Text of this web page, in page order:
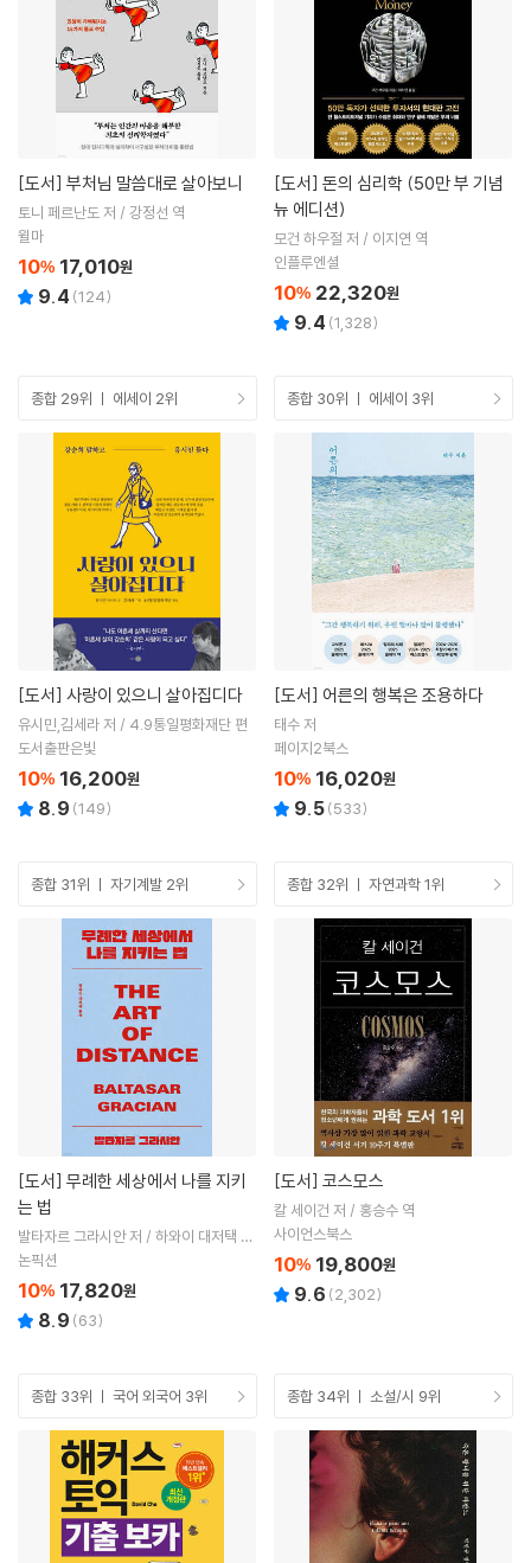
[도서] 부처님 말씀대로 살아보니
토니 페르난도 저 / 강정선 역
윌마
10% 17,010원
9.4 (124)
[도서]
뉴 에디션)
모건 하우절 저 / 이지연 역
인플루엔셜
10% 22,320원
9.4 (1,328)
종합 29위 ㅣ 에세이 2위
[도서] 사랑이 있으니 살아집디다
유시민,김세라 저 / 4.9통일평화재단 편
도서출판은빛
10% 16,200원
8.9 (149)
종합 30위 ㅣ 에세이 3위
[도서] 어른의 행복은 조용하다
태수 저
페이지2북스
10% 16,020원
9.5(533)
종합 31위 ㅣ 자기계발 2위
[도서]
는 법
발타자르 그라시안 저 / 하와이 대저택 편
저
논픽션
10% 17,820원
8.9 (63)
종합 32위 ㅣ 자연과학 1위
[도서] 코스모스
칼 세이건 저 / 홍승수 역
사이언스북스
10% 19,800원
9.6 (2,302)
종합 33위 ㅣ 국어 외국어 3위 종합 34위 ㅣ 소설/시 9위